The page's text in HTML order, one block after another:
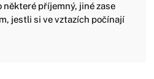
příjemný, jiné zase
jestli si ve vztazích počínají